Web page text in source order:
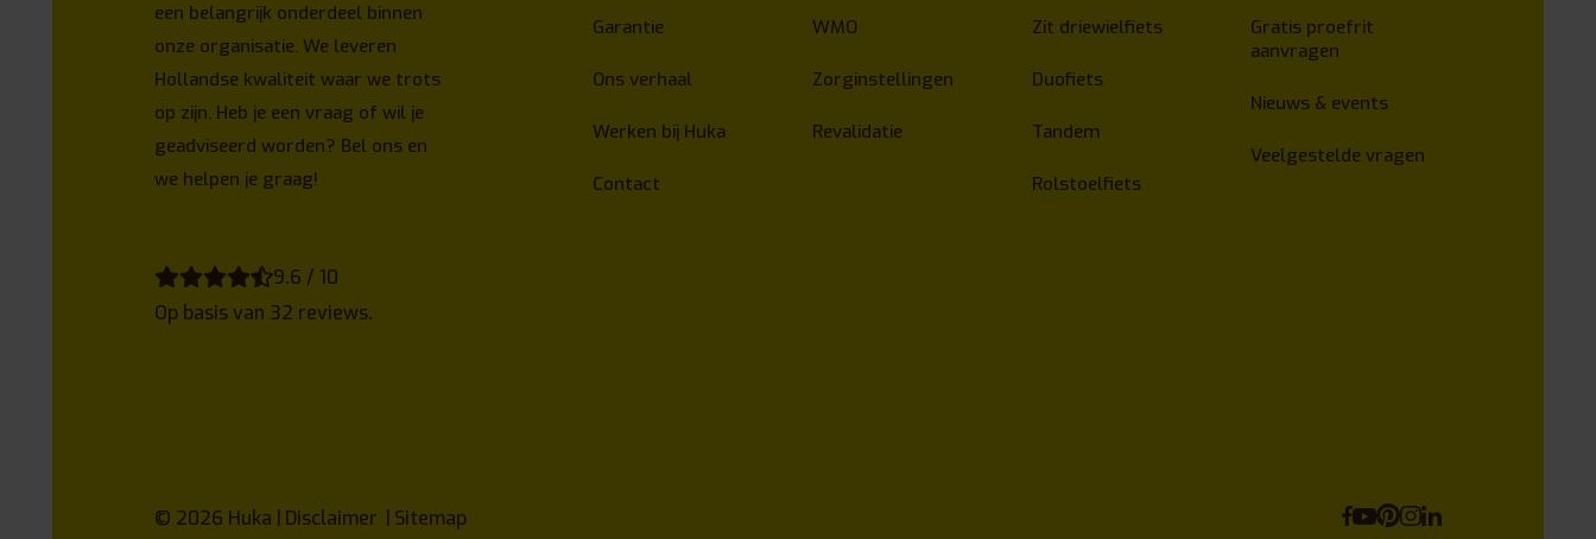
een belangrijk onderdeel binnen
onze organisatie. We leveren
Hollandse kwaliteit waar we trots
op zijn. Heb je een vraag of wil je
geadviseerd worden? Bel ons en
we helpen je graag!
9.6 / 10
Op basis van 32 reviews.
Garantie
Ons verhaal
Werken bij Huka
Contact
WMO
Zorginstellingen
Revalidatie
Zit driewielfiets
Duofiets
Tandem
Rolstoelfiets
Gratis proefrit
aanvragen
Nieuws & events
Veelgestelde vragen
© 2026 Huka Disclaimer Sitemap